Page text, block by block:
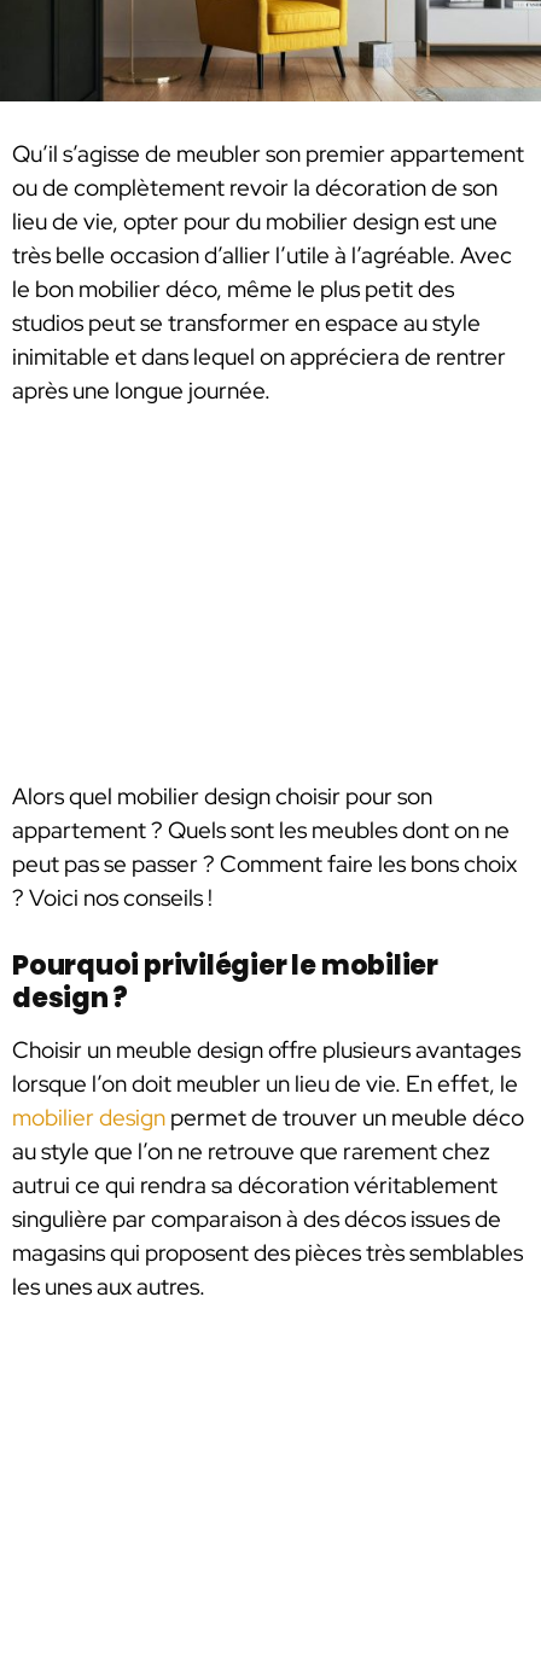
Qu’il s’agisse de meubler son premier appartement
ou de complètement revoir la décoration de son
lieu de vie, opter pour du mobilier design est une
très belle occasion d’allier l’utile à l’agréable. Avec
le bon mobilier déco, même le plus petit des
studios peut se transformer en espace au style
inimitable et dans lequel on appréciera de rentrer
après une longue journée.
Alors quel mobilier design choisir pour son
appartement ? Quels sont les meubles dont on ne
peut pas se passer ? Comment faire les bons choix
? Voici nos conseils !
Pourquoi privilégier le mobilier
design ?
Choisir un meuble design offre plusieurs avantages
lorsque l’on doit meubler un lieu de vie. En effet, le
mobilier design permet de trouver un meuble déco
au style que l’on ne retrouve que rarement chez
autrui ce qui rendra sa décoration véritablement
singulière par comparaison à des décos issues de
magasins qui proposent des pièces très semblables
les unes aux autres.